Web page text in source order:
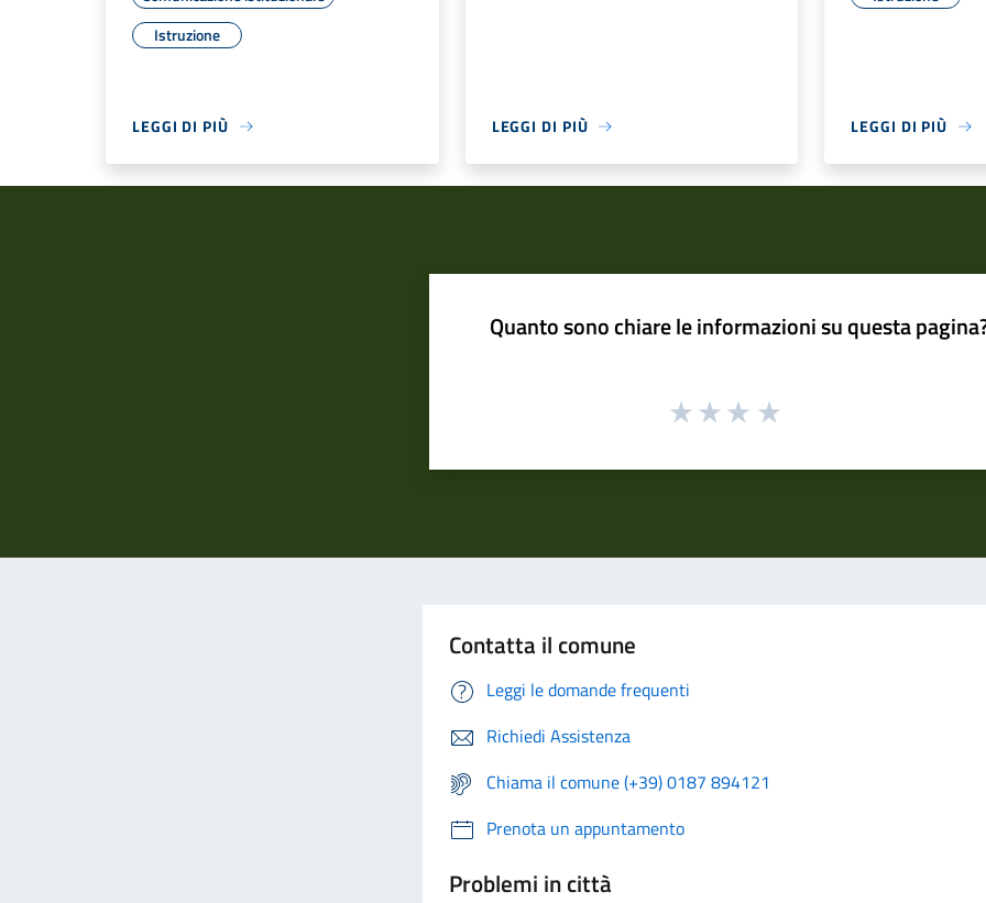
Istruzione
LEGGI DI PIÙ LEGGI DI PIÙ LEGGI DI PIÙ
Quanto sono chiare le informazioni su questa
Contatta il comune
Leggi le domande frequenti
Richiedi Assistenza
Chiama il comune (+39) 0187 894121
Prenota un appuntamento
Problemi in città